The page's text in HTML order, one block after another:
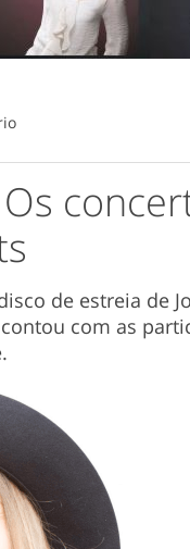
de estreia de
com as